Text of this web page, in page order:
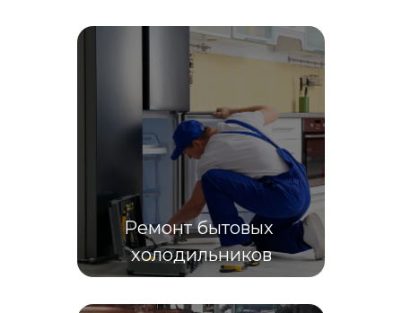
Ремонт бытовых
холодильников